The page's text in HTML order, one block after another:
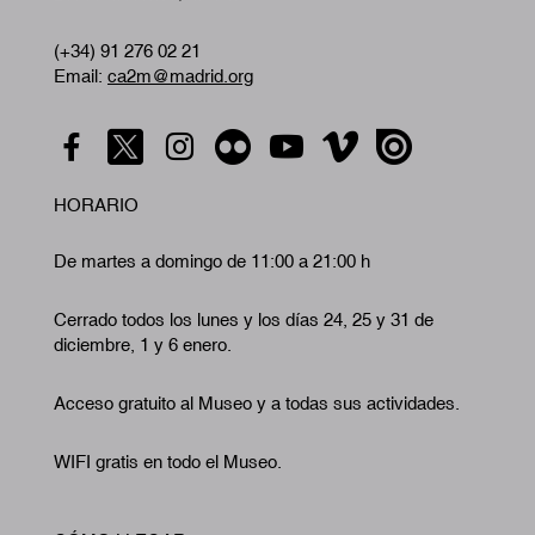
(+34) 91 276 02 21
Email: ca2m@madrid.org
HORARIO
De martes a domingo de 11:00 a 21:00 h
Cerrado todos los lunes y los días 24, 25 y 31 de
diciembre, 1 y 6 enero.
Acceso gratuito al Museo y a todas sus actividades.
WIFI gratis en todo el Museo.